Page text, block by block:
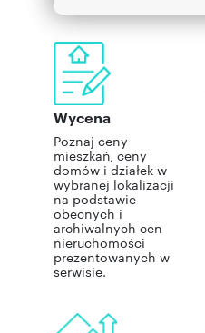
Wycena
Poznaj ceny
mieszkań, ceny
domów i działek w
wybranej lokalizacji
na podstawie
obecnych i
archiwalnych cen
nieruchomości
prezentowanych w
serwisie.